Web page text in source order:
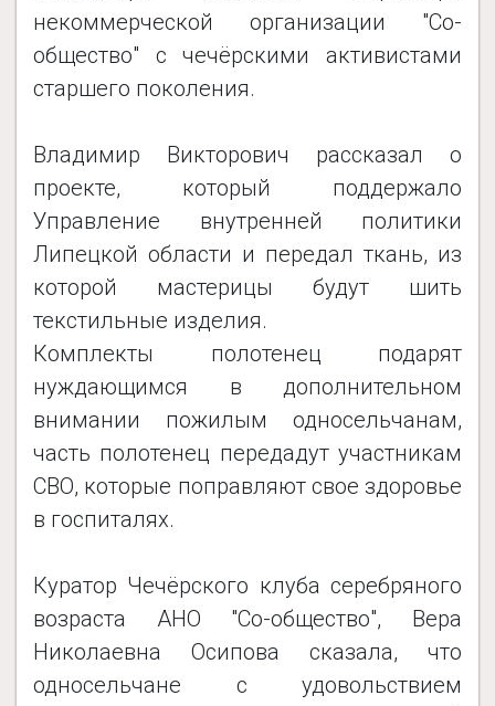
некоммерческой организации "Со-
общество" с чечёрскими активистами
старшего поколения.
Владимир Викторович рассказал о
проекте, который поддержало
Управление внутренней политики
Липецкой области и передал ткань, из
которой мастерицы будут шить
текстильные изделия.
Комплекты полотенец подарят
нуждающимся в дополнительном
внимании пожилым односельчанам,
часть полотенец передадут участникам
СВО, которые поправляют свое здоровье
в госпиталях.
Куратор Чечёрского клуба серебряного
возраста АНО "Со-общество", Вера
Николаевна Осипова сказала, что
односельчане с удовольствием